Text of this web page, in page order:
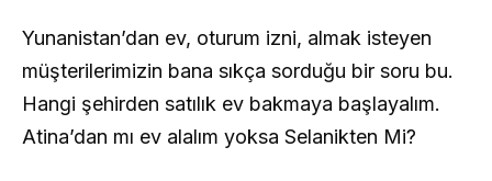
Yunanistan’dan ev, oturum izni, almak isteyen
müşterilerimizin bana sıkça sorduğu bir soru bu.
Hangi şehirden satılık ev bakmaya başlayalım.
Atina’dan mı ev alalım yoksa Selanikten Mi?